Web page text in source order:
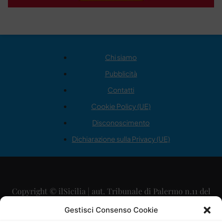
Gestisci Consenso Cookie
Chi siamo
Pubblicità
Contatti
Cookie Policy (UE)
Disconoscimento
Dichiarazione sulla Privacy (UE)
Copyright © ilSicilia | aut. Tribunale di Palermo n.11 del
29/09/2015